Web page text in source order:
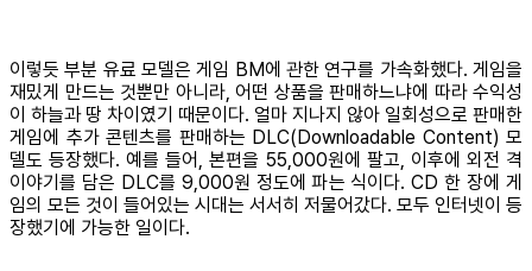
이렇듯 부분 유료 모델은 게임 BM에 관한 연구를 가속화했다. 게임을
재밌게 만드는 것뿐만 아니라, 어떤 상품을 판매하느냐에 따라 수익성
이 하늘과 땅 차이였기 때문이다. 얼마 지나지 않아 일회성으로 판매한
게임에 추가 콘텐츠를 판매하는 DLC(Downloadable Content) 모
델도 등장했다. 예를 들어, 본편을 55,000원에 팔고, 이후에 외전 격
이야기를 담은 DLC를 9,000원 정도에 파는 식이다. CD 한 장에 게
임의 모든 것이 들어있는 시대는 서서히 저물어갔다. 모두 인터넷이 등
장했기에 가능한 일이다.